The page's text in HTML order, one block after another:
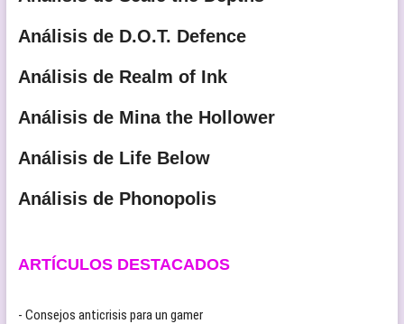
Análisis de D.O.T. Defence
Análisis de Realm of Ink
Análisis de Mina the Hollower
Análisis de Life Below
Análisis de Phonopolis
ARTÍCULOS DESTACADOS
- Consejos anticrisis para un gamer